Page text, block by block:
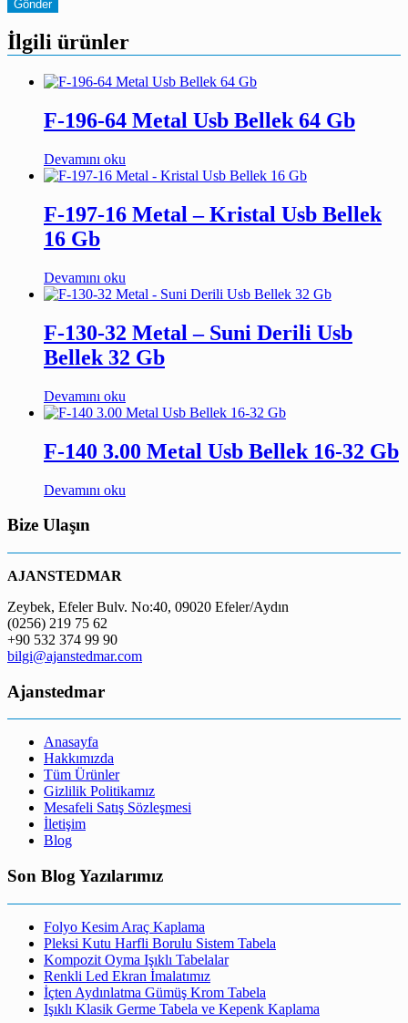
İlgili ürünler
F-196-64 Metal Usb Bellek 64 Gb
Devamını oku
F-197-16 Metal – Kristal Usb Bellek
16 Gb
Devamını oku
F-130-32 Metal – Suni Derili Usb
Bellek 32 Gb
Devamını oku
F-140 3.00 Metal Usb Bellek 16-32 Gb
Devamını oku
Bize Ulaşın
AJANSTEDMAR
Zeybek, Efeler Bulv. No:40, 09020 Efeler/Aydın
(0256) 219 75 62
+90 532 374 99 90
bilgi@ajanstedmar.com
Ajanstedmar
Anasayfa
Hakkımızda
Tüm Ürünler
Gizlilik Politikamız
Mesafeli Satış Sözleşmesi
İletişim
Blog
Son Blog Yazılarımız
Folyo Kesim Araç Kaplama
Pleksi Kutu Harfli Borulu Sistem Tabela
Kompozit Oyma Işıklı Tabelalar
Renkli Led Ekran İmalatımız
İçten Aydınlatma Gümüş Krom Tabela
Işıklı Klasik Germe Tabela ve Kepenk Kaplama